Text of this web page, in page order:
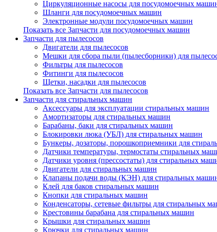
Циркуляционные насосы для посудомоечных
Шланги для посудомоечных машин
Электронные модули посудомоечных машин
Показать все Запчасти для посудомоечных машин
Запчасти для пылесосов
Двигатели для пылесосов
Мешки для сбора пыли (пылесборники) для
Фильтры для пылесосов
Фитинги для пылесосов
Щетки, насадки для пылесосов
Показать все Запчасти для пылесосов
Запчасти для стиральных машин
Аксессуары для эксплуатации стиральных машин
Амортизаторы для стиральных машин
Барабаны, баки для стиральных машин
Блокировки люка (УБЛ) для стиральных машин
Бункеры, дозаторы, порошкоприемники для
Датчики температуры, термостаты стиральных
Датчики уровня (прессостаты) для стиральных
Двигатели для стиральных машин
Клапаны подачи воды (КЭН) для стиральных
Клей для баков стиральных машин
Кнопки для стиральных машин
Конденсаторы, сетевые фильтры для стиральных
Крестовины барабана для стиральных машин
Крышки для стиральных машин
Крючки для стиральных машин